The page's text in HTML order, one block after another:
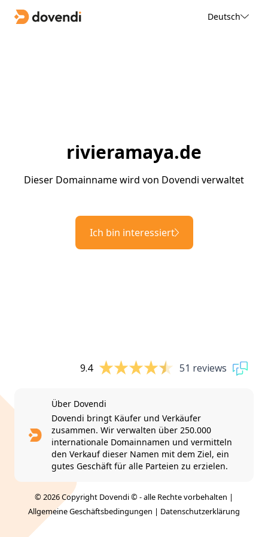
Deutsch
rivieramaya.de
Dieser Domainname wird von Dovendi verwaltet
Ich bin interessiert
9.4 51 reviews
Über Dovendi
Dovendi bringt Käufer und Verkäufer
zusammen. Wir verwalten über 250.000
internationale Domainnamen und vermitteln
den Verkauf dieser Namen mit dem Ziel, ein
gutes Geschäft für alle Parteien zu erzielen.
© 2026 Copyright Dovendi © - alle Rechte vorbehalten |
Allgemeine Geschäftsbedingungen | Datenschutzerklärung